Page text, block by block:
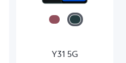
Y31 5G